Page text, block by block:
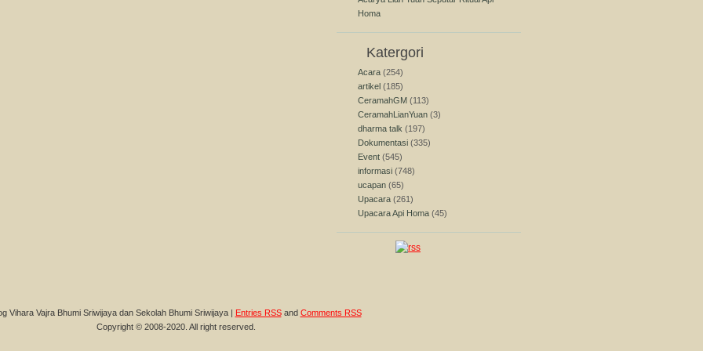
Homa
Katergori
Acara (254)
artikel (185)
CeramahGM (113)
CeramahLianYuan (3)
dharma talk (197)
Dokumentasi (335)
Event (545)
informasi (748)
ucapan (65)
Upacara (261)
Upacara Api Homa (45)
Vihara Vajra Bhumi Sriwijaya dan Sekolah Bhumi Sriwijaya | Entries RSSand Comments RSS
Copyright © 2008-2020. All right reserved.